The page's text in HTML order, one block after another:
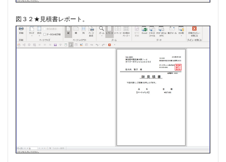
図３２★見積書レポート。